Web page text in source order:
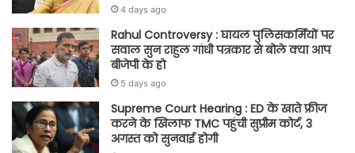
4 days ago
Rahul Controversy : घायल पुलिसकर्मियों पर
सवाल सुन राहुल गांधी पत्रकार से बोले क्या आप
बीजेपी के हो
5 days ago
Supreme Court Hearing : ED के खाते फ्रीज
करने के खिलाफ TMC पहुंची सुप्रीम कोर्ट, 3
अगस्त को सुनवाई होगी